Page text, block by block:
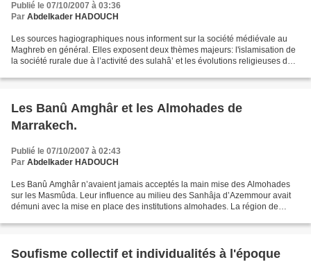
Publié le 07/10/2007 à 03:36
Par Abdelkader HADOUCH
Les sources hagiographiques nous informent sur la société médiévale au
Maghreb en général. Elles exposent deux thèmes majeurs: l'islamisation de
la société rurale due à l’activité des sulahâ’ et les évolutions religieuses de
Les Banû Amghâr et les Almohades de
Marrakech.
Publié le 07/10/2007 à 02:43
Par Abdelkader HADOUCH
Les Banû Amghâr n’avaient jamais acceptés la main mise des Almohades
sur les Masmûda. Leur influence au milieu des Sanhâja d’Azemmour avait
démuni avec la mise en place des institutions almohades. La région de
Soufisme collectif et individualités à l'époque